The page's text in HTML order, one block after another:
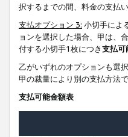
択するまでの間、料金の支払
支払オプション 3: 小切手によ
ョンを選択した場合、甲は、
付する小切手1枚につき支払可
乙がいずれのオプションも選
甲の裁量により別の支払方法
支払可能金額表